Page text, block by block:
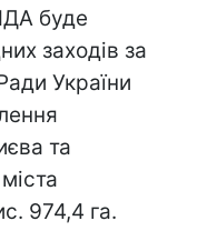
буде
заходів за
України
та
974,4 га.